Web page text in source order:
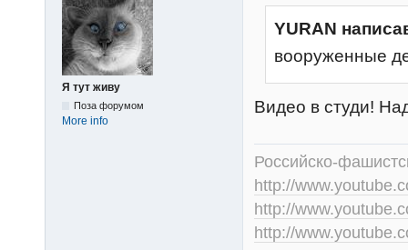
Я тут живу
Поза форумом
More info
YURAN
вооруженные
Видео в студи!
Российско-
http://
http://
http://